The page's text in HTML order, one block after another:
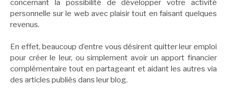
concernant la possibilité de développer votre activité
personnelle sur le web avec plaisir tout en faisant quelques
revenus.
En effet, beaucoup d’entre vous désirent quitter leur emploi
pour créer le leur, ou simplement avoir un apport financier
complémentaire tout en partageant et aidant les autres via
des articles publiés dans leur blog.